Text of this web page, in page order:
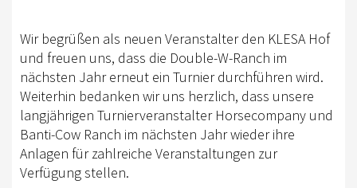
AUSSCHREIBUNGEN
MITGLIED WERDEN
KONTAKT
IMPRESSUM
DATENSCHUTZ
Wir begrüßen als neuen Veranstalter den KLESA Hof
und freuen uns, dass die Double-W-Ranch im
nächsten Jahr erneut ein Turnier durchführen wird.
Weiterhin bedanken wir uns herzlich, dass unsere
langjährigen Turnierveranstalter Horsecompany und
Banti-Cow Ranch im nächsten Jahr wieder ihre
Anlagen für zahlreiche Veranstaltungen zur
Verfügung stellen.